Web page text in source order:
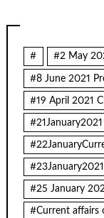
# #2 May
#8 June 2021
#19 April 2021
#25 January
#Current affairs